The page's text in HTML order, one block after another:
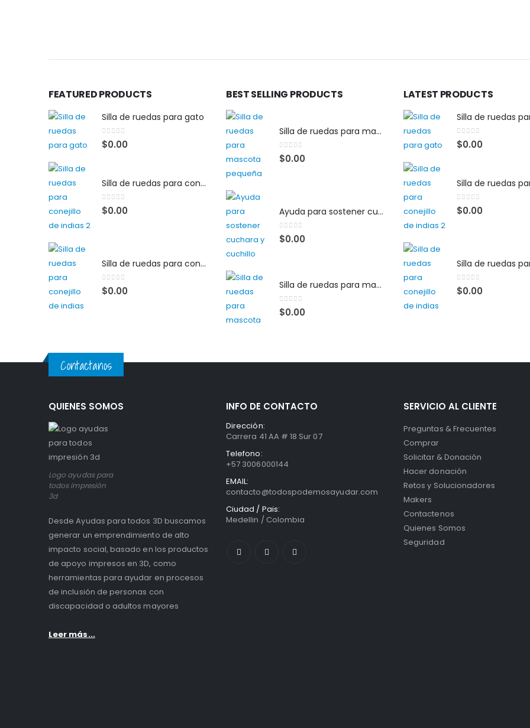
FEATURED PRODUCTS
Silla de ruedas para gato
0out of 5
$0.00
Silla de ruedas para conejillo de indias 2
0out of 5
$0.00
Silla de ruedas para conejillo de indias
0out of 5
$0.00
BEST SELLING PRODUCTS
Silla de ruedas para mascota pequeña
0out of 5
$0.00
Ayuda para sostener cuchara y cuchillo
0out of 5
$0.00
Silla de ruedas para mascota
0out of 5
$0.00
LATEST PRODUCTS
Silla de ruedas
0out of 5
$0.00
0out of 5
$0.00
0out of 5
$0.00
Contactanos
QUIENES SOMOS
Logo ayudas para
todos impresión
3d
Desde Ayudas para todos 3D buscamos
generar un emprendimiento de alto
impacto social, basado en los productos
de apoyo impresos en 3D, como
herramientas para ayudar en procesos
de inclusión de personas con
discapacidad o adultos mayores
Leer más...
INFO DE CONTACTO
Dirección:
Carrera 41 AA # 18 Sur 07
Telefono:
+57 3006000144
EMAIL:
contacto@todospodemosayudar.com
Ciudad / Pais:
Medellin / Colombia
SERVICIO AL CLIENTE
Preguntas & Frecuentes
Comprar
Solicitar & Donación
Hacer donación
Retos y Solucionadores
Makers
Contactenos
Quienes Somos
Seguridad